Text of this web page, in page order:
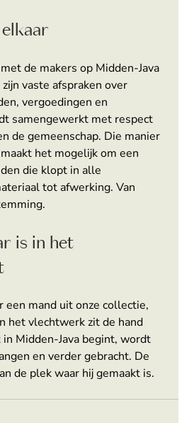
de makers op Midden-Java
vaste afspraken over
vergoedingen en
samengewerkt met respect
de gemeenschap. Die manier
het mogelijk om een
die klopt in alle
tot afwerking. Van
is in het
een mand uit onze collectie,
het vlechtwerk zit de hand
Midden-Java begint, wordt
en verder gebracht. De
de plek waar hij gemaakt is.